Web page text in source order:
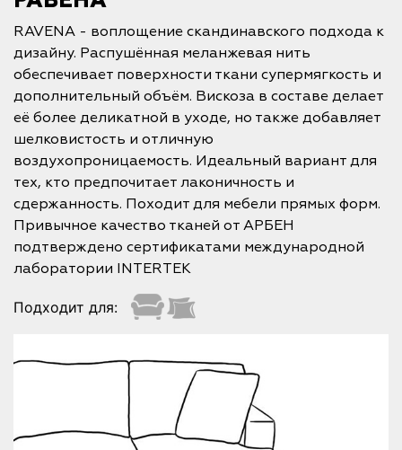
RAVENA - воплощение скандинавского подхода к
дизайну. Распушённая меланжевая нить
обеспечивает поверхности ткани супермягкость и
дополнительный объём. Вискоза в составе делает
её более деликатной в уходе, но также добавляет
шелковистость и отличную
воздухопроницаемость. Идеальный вариант для
тех, кто предпочитает лаконичность и
сдержанность. Походит для мебели прямых форм.
Привычное качество тканей от АРБЕН
подтверждено сертификатами международной
лаборатории INTERTEK
Подходит для: